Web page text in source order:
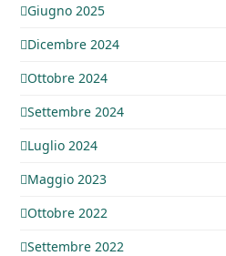
Giugno 2025
Dicembre 2024
Ottobre 2024
Settembre 2024
Luglio 2024
Maggio 2023
Ottobre 2022
Settembre 2022